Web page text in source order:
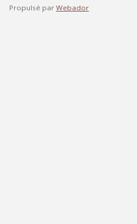
Propulsé par Webador